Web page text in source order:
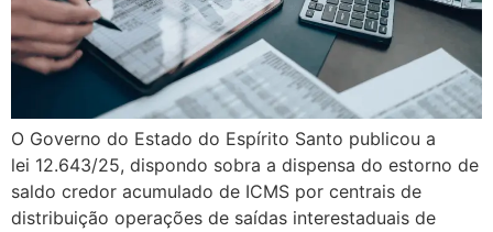
O Governo do Estado do Espírito Santo publicou a
lei 12.643/25, dispondo sobra a dispensa do estorno de
saldo credor acumulado de ICMS por centrais de
distribuição operações de saídas interestaduais de